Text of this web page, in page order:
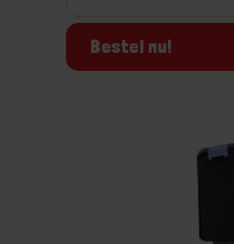
Bestel nu!